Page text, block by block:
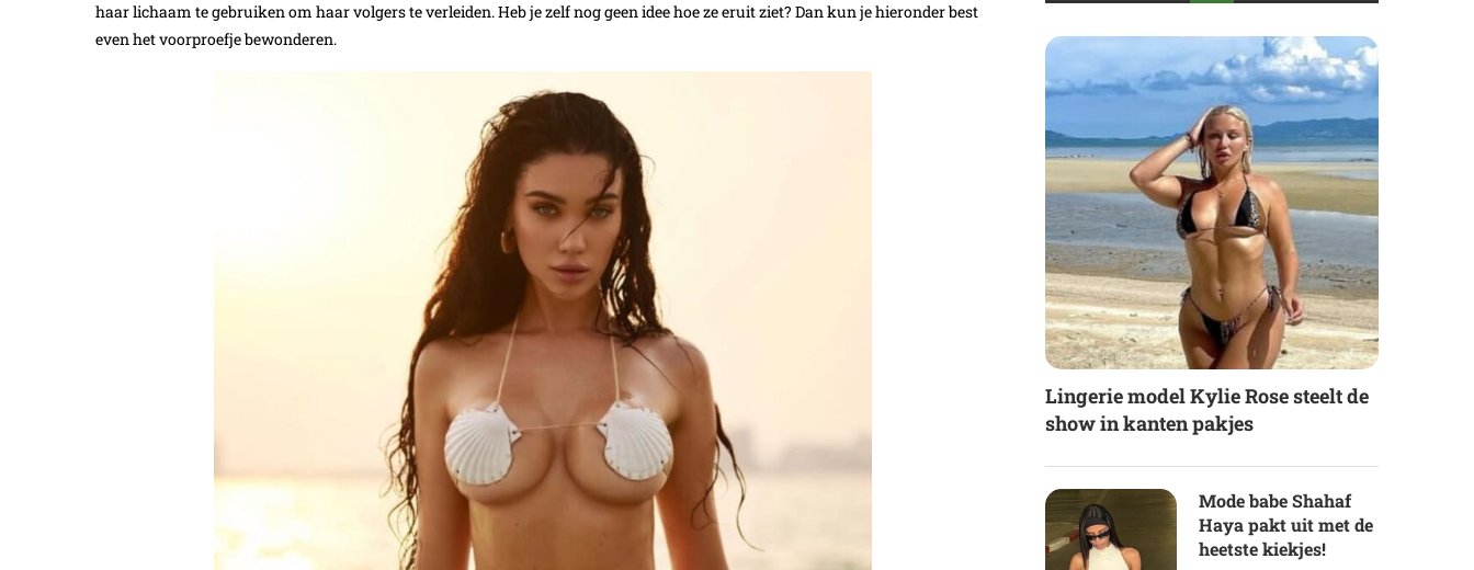
haar lichaam te gebruiken om haar volgers te verleiden. Heb je zelf nog geen idee hoe ze eruit ziet? Dan kun je hieronder best
even het voorproefje bewonderen.
Lingerie model Kylie Rose steelt de
show in kanten pakjes
Mode babe Shahaf
Haya pakt uit met de
heetste kiekjes!